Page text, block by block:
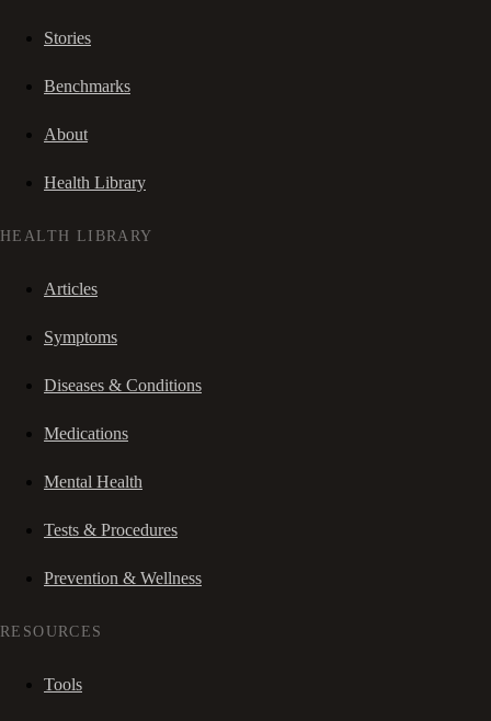
Stories
Benchmarks
About
Health Library
HEALTH LIBRARY
Articles
Symptoms
Diseases & Conditions
Medications
Mental Health
Tests & Procedures
Prevention & Wellness
RESOURCES
Tools